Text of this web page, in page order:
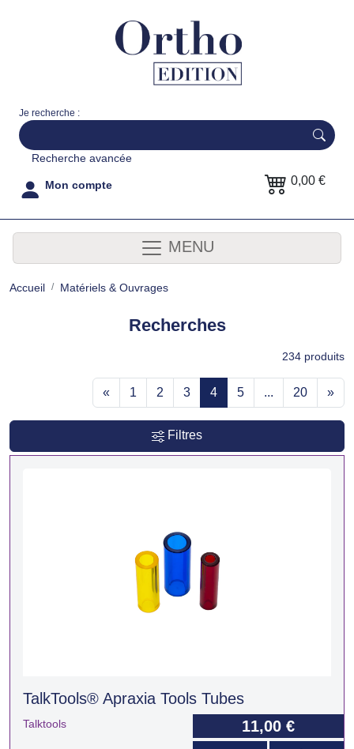
Je recherche :
Recherche avancée
Mon compte 0,00 €
MENU
Accueil Matériels & Ouvrages
Recherches
234 produits
« 1 2 3 4 5 ... 20 »
Filtres
TalkTools® Apraxia Tools Tubes
Talktools 11,00 €